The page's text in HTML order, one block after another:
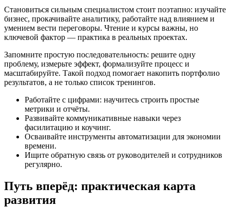
Становиться сильным специалистом стоит поэтапно: изучайте
бизнес, прокачивайте аналитику, работайте над влиянием и
умением вести переговоры. Чтение и курсы важны, но
ключевой фактор — практика в реальных проектах.
Запомните простую последовательность: решите одну
проблему, измерьте эффект, формализуйте процесс и
масштабируйте. Такой подход помогает накопить портфолио
результатов, а не только список тренингов.
Работайте с цифрами: научитесь строить простые
метрики и отчёты.
Развивайте коммуникативные навыки через
фасилитацию и коучинг.
Осваивайте инструменты автоматизации для экономии
времени.
Ищите обратную связь от руководителей и сотрудников
регулярно.
Путь вперёд: практическая карта
развития